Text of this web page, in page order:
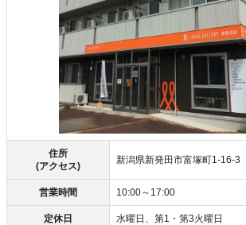
住所
(アクセス)
新潟県新発田市富塚町1-16-3
営業時間 10:00～17:00
定休日 水曜日、第1・第3火曜日